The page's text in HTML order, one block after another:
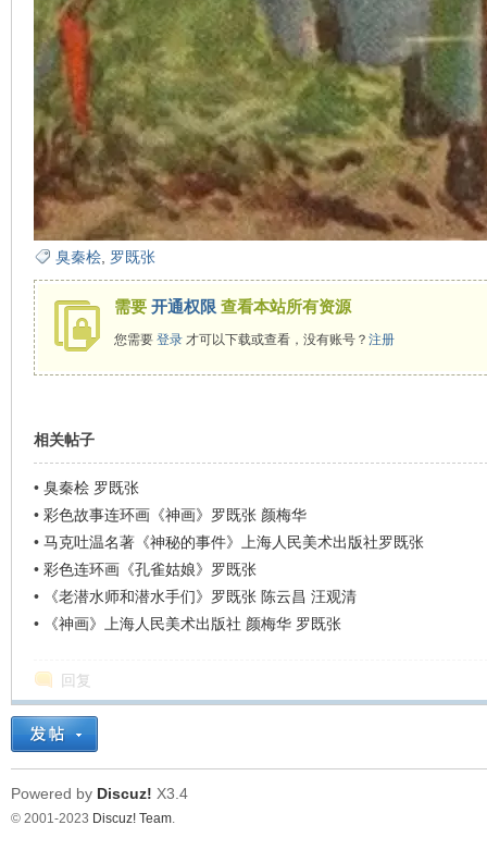
臭秦桧, 罗既张
需要 开通权限 查看本站所有资源
您需要 登录才可以下载或查看，没有账号？ 注册
相关帖子
• 臭秦桧 罗既张
• 彩色故事连环画《神画》罗既张 颜梅华
• 马克吐温名著《神秘的事件》上海人民美术出版社罗既张
• 彩色连环画《孔雀姑娘》罗既张
•
《老潜水师和潜水手们》罗既张 陈云昌 汪观清
•
《神画》上海人民美术出版社 颜梅华 罗既张
回复
Powered by Discuz! X3.4
© 2001-2023 Discuz! Team.